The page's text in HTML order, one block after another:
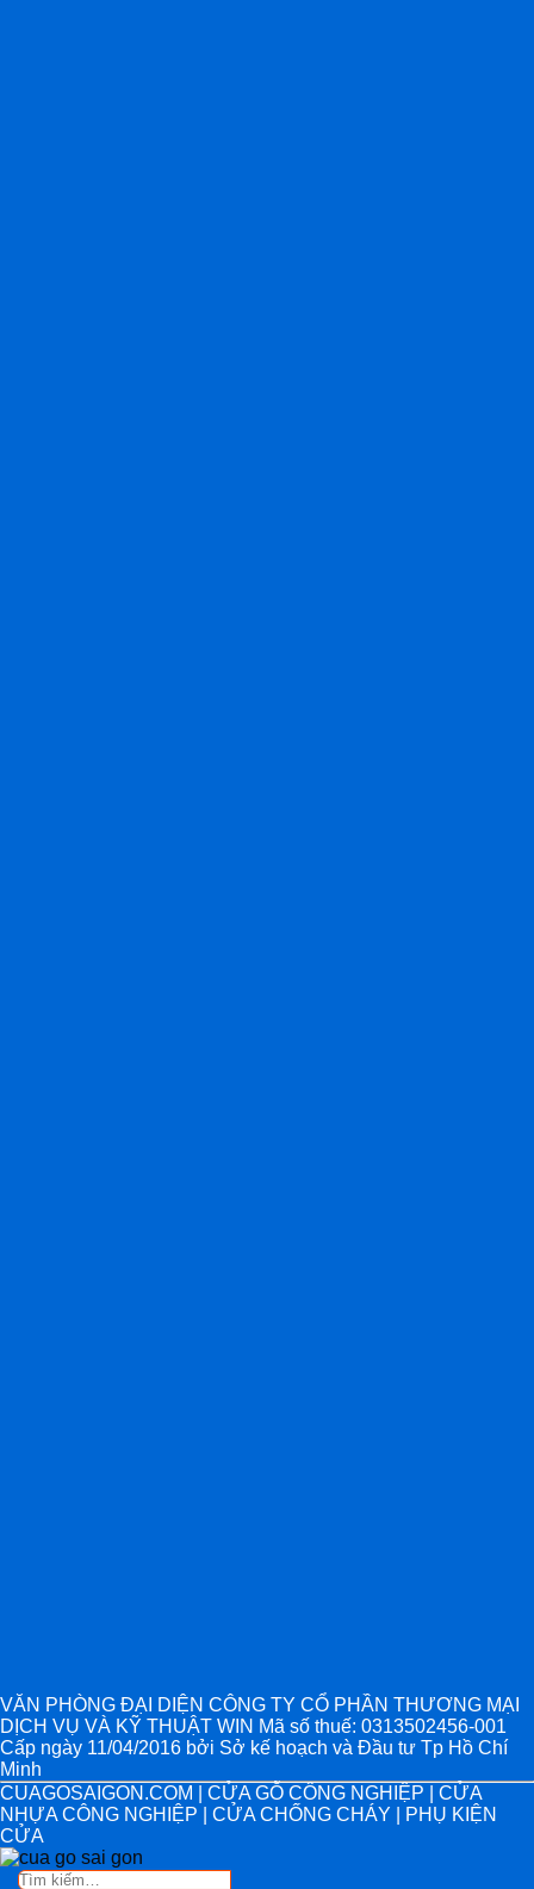
VĂN PHÒNG ĐẠI DIỆN CÔNG TY CỔ PHẦN THƯƠNG MẠI
DỊCH VỤ VÀ KỸ THUẬT WIN Mã số thuế: 0313502456-001
Cấp ngày 11/04/2016 bởi Sở kế hoạch và Đầu tư Tp Hồ Chí
Minh
CUAGOSAIGON.COM | CỬA GỖ CÔNG NGHIỆP | CỬA
NHỰA CÔNG NGHIỆP | CỬA CHỐNG CHÁY | PHỤ KIỆN
CỬA
Tìm